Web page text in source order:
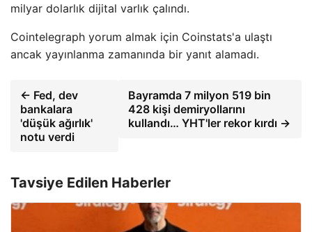
milyar dolarlık dijital varlık çalındı.
Cointelegraph yorum almak için Coinstats'a ulaştı
ancak yayınlanma zamanında bir yanıt alamadı.
← Fed, dev
bankalara
'düşük ağırlık'
notu verdi
Bayramda 7 milyon 519 bin
428 kişi demiryollarını
kullandı… YHT'ler rekor kırdı →
Tavsiye Edilen Haberler